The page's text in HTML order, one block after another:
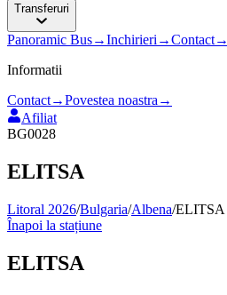
Transferuri
Panoramic Bus→Inchirieri →Contact→
Informatii
Contact→Povestea noastra →
Afiliat
BG0028
ELITSA
Litoral 2026/Bulgaria/Albena/ELITSA
Înapoi la stațiune
ELITSA